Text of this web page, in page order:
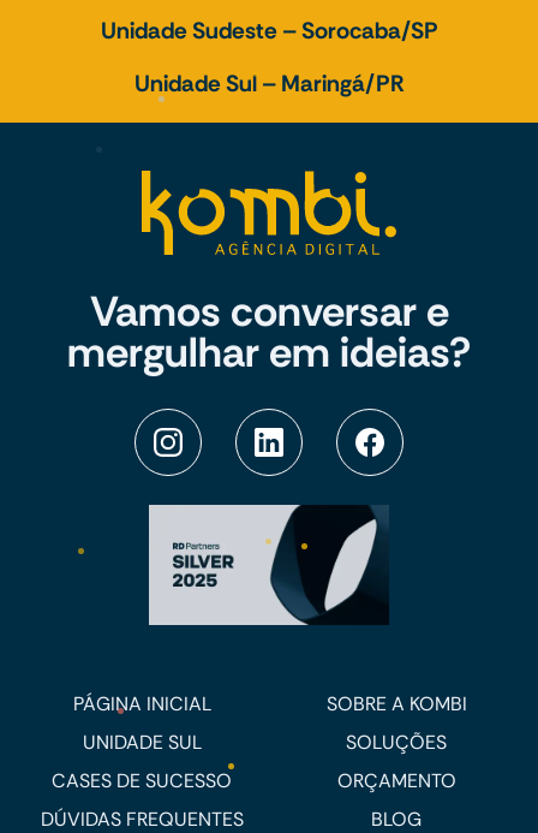
Unidade Sudeste – Sorocaba/SP
Unidade Sul – Maringá/PR
Vamos conversar e
mergulhar em ideias?
PÁGINA INICIAL
SOBRE A KOMBI
UNIDADE SUL
SOLUÇÕES
CASES DE SUCESSO
ORÇAMENTO
DÚVIDAS FREQUENTES
BLOG